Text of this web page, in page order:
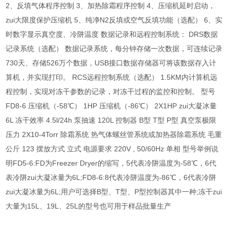
2、反填气体程序控制 3、加热除霜程序控制 4、压缩机延时启动，
zui大限度保护压缩机 5、纯净N2反填或空气反填功能（选配） 6、实
时数字显示真空度、冷阱温度 数据记录和远程控制系统： DRS数据
记录系统（选配） 数据记录系统，每分钟存储一次数据，可连续记录
730天、存储526万个数据，USB接口数据存储器可将该数据存入计
算机，并实现打印。 RCS远程控制系统（选配） 1.5KM内计算机远
程控制，实现对冻干参数的记录，对冻干过程的监控和控制。 型号
FD8-6 压缩机（-58℃） 1HP 压缩机（-86℃） 2X1HP zui大凝冰量
6L 冻干效率 4.5l/24h 泵抽速 120L 控制器 B型 T型 P型 真空泵极限
压力 2X10-4Torr 除霜系统 热气体螺丝管系统或加热器除霜系统 毛重
公斤 123 摆放方式 立式 电源要求 220V , 50/60Hz 单相 型号举例说
明FD5-6:FD为Freezer Dryer的缩写，5代表冷阱温度为-58℃，6代
表冷阱zui大凝冰量为6L;FD8-6:8代表冷阱温度为-86℃，6代表冷阱
zui大凝冰量为6L;用户可选择B型、T型、P型控制器其中一种;冻干zui
大量为15L、19L、25L的型号也可用于样品批量生产